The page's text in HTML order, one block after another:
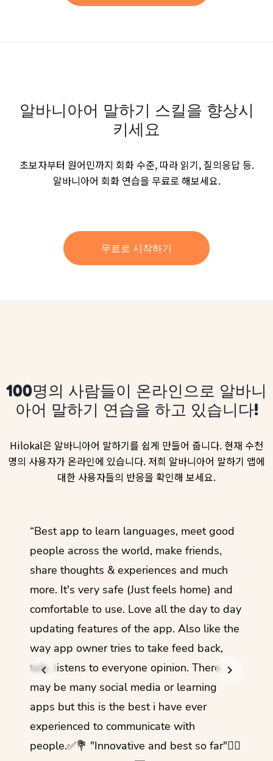
알바니아어 말하기 스킬을 향상시
키세요
초보자부터 원어민까지 회화 수준, 따라 읽기, 질의응답 등.
알바니아어 회화 연습을 무료로 해보세요.
무료로 시작하기
100명의 사람들이 온라인으로 알바니
아어 말하기 연습을 하고 있습니다!
Hilokal은 알바니아어 말하기를 쉽게 만들어 줍니다. 현재 수천
명의 사용자가 온라인에 있습니다. 저희 알바니아어 말하기 앱에
대한 사용자들의 반응을 확인해 보세요.
“Best app to learn languages, meet good
people across the world, make friends,
share thoughts & experiences and much
more. It's very safe (Just feels home) and
comfortable to use. Love all the day to day
updating features of the app. Also like the
way app owner tries to take feed back,
talk, listens to everyone opinion. There
may be many social media or learning
apps but this is the best i have ever
experienced to communicate with
people.✅💐 "Innovative and best so far"✌🏻